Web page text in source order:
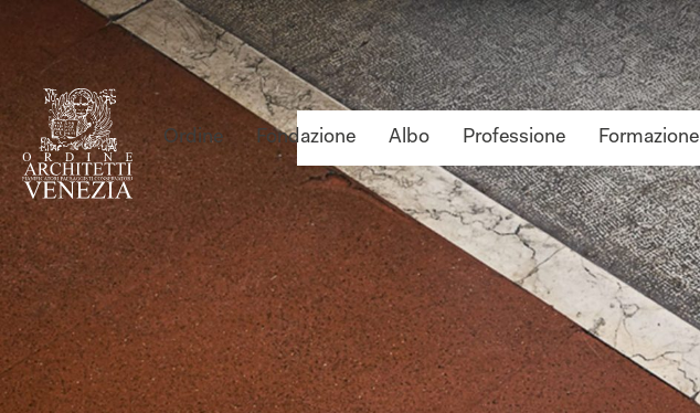
Ordine Fondazione Albo Professione Formazione